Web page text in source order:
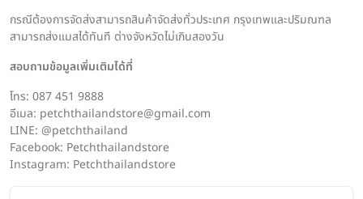
กรณีต้องการจัดส่งสามารถสินค้าจัดส่งทั่วประเทศ กรุงเทพและปริมณฑล
สามารถส่งแมสได้ทันที ต่างจังหวัดไม่เกินสองวัน
สอบถามข้อมูลเพิ่มเติมได้ที่
โทร: 087 451 9888
อีเมล: petchthailandstore@gmail.com
LINE: @petchthailand
Facebook: Petchthailandstore
Instagram: Petchthailandstore